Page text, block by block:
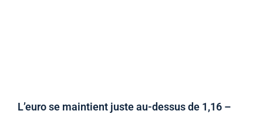
L’euro se maintient juste au-dessus de 1,16 –